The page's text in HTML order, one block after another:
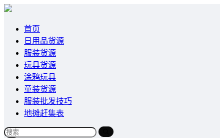
首页
日用品货源
服装货源
玩具货源
涂鸦玩具
童装货源
服装批发技巧
地摊赶集表